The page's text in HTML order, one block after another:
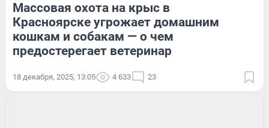
Массовая охота на крыс в
Красноярске угрожает домашним
кошкам и собакам — о чем
предостерегает ветеринар
18 декабря, 2025, 13:05 4 633 23